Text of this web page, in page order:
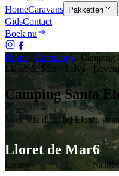
HomeCaravans Pakketten
GidsContact
Boek nu
Home Campings / Camping
Lloret de Mar · Selva·
Camping Santa
Voor wie dicht bij Lloret,
Lloret de Mar
Locatie
6
Nabije